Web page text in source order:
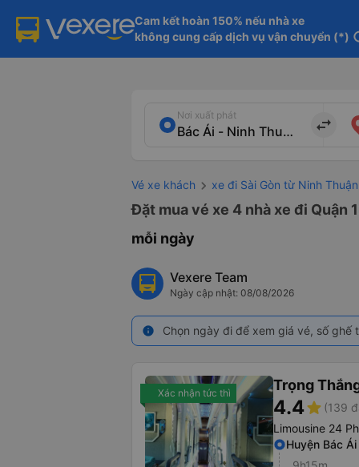
Cam kết hoàn 150% nếu nhà xe
không cung cấp dịch vụ vận chuyển (*)
Nơi xuất phát
import_export
Vé xe khách xe đi Sài Gòn từ Ninh Thuận
Đặt mua vé xe 4 nhà xe đi Quận
mỗi ngày
Vexere Team
Ngày cập nhật: 08/08/2026
info Chọn ngày đi để xem giá vé, số
Xác nhận tức thì Trọng
4.4star (139
Limousine 24
Huyện Bác Ái